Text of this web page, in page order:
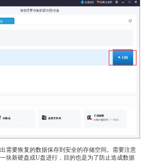
需要恢复的数据保存到安全的存储空间。需要注意
块新硬盘或U盘进行，目的也是为了防止造成数据